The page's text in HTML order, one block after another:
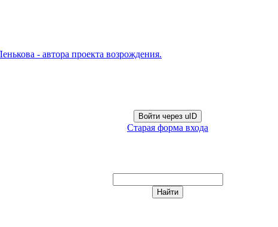
- автора проекта возрождения.
Войти через uID
Старая форма входа